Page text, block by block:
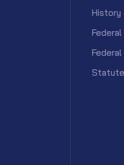
History